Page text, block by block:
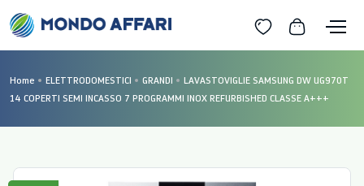
Home ELETTRODOMESTICI GRANDI
LAVASTOVIGLIE SAMSUNG DW UG970T
14 COPERTI SEMI INCASSO 7 PROGRAMMI INOX REFURBISHED CLASSE A+++